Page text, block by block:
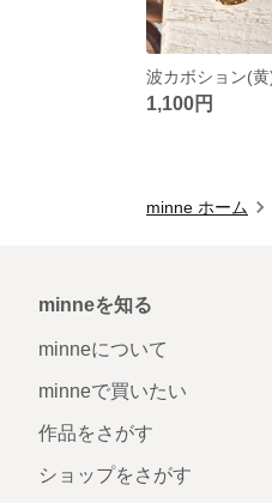
1,100円
minne ホーム
minneを知る
minneについて
minneで買いたい
作品をさがす
ショップをさがす